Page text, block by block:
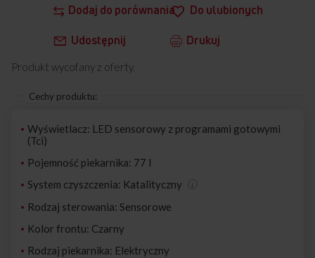
Dodaj do porównania Do ulubionych
Udostępnij Drukuj
Produkt wycofany z oferty.
Cechy produktu:
Wyświetlacz: LED sensorowy z programami gotowymi
(Tci)
Pojemność piekarnika: 77 l
System czyszczenia: Katalityczny
Rodzaj sterowania: Sensorowe
Kolor frontu: Czarny
Rodzaj piekarnika: Elektryczny